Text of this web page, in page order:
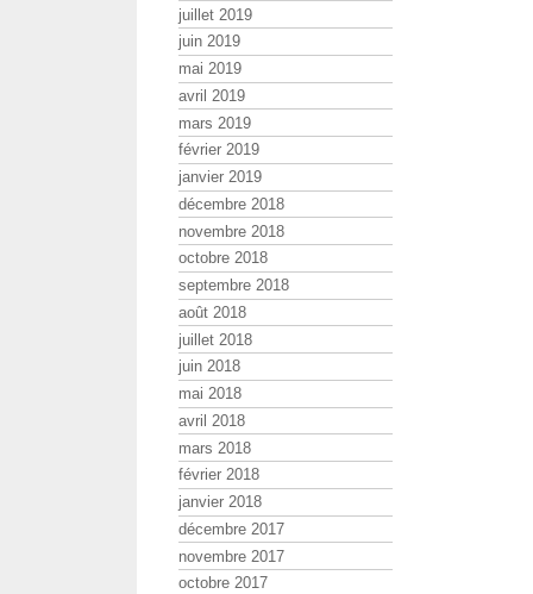
juillet 2019
juin 2019
mai 2019
avril 2019
mars 2019
février 2019
janvier 2019
décembre 2018
novembre 2018
octobre 2018
septembre 2018
août 2018
juillet 2018
juin 2018
mai 2018
avril 2018
mars 2018
février 2018
janvier 2018
décembre 2017
novembre 2017
octobre 2017